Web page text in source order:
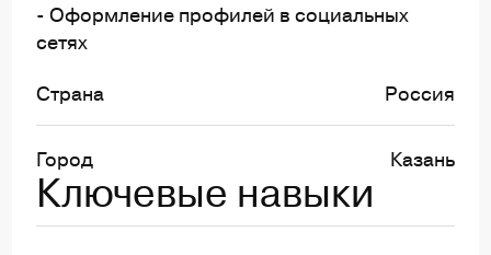
Страна Россия
Город Казань
- Оформление профилей в социальных
сетях
Ключевые навыки